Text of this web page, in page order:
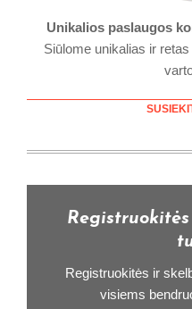
Unikalios paslaugos
Siūlome unikalias ir
Registruokitės ir
visiems